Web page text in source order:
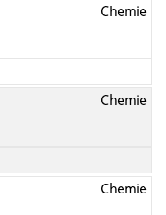
Chemie
Chemie
Chemie